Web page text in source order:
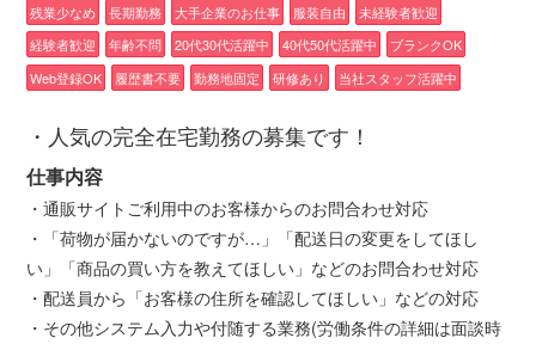
残業少なめ
長期勤務 大手企業のお仕事 服装自由
未経験者歓迎
経験者歓迎
年齢不問 20代30代活躍中 40代50代活躍中
ブランクOK
Web登録OK
履歴書不要 勤務地固定 研修あり 当社スタッフ活躍中
・人気の完全在宅勤務の募集です！
仕事内容
・通販サイトご利用中のお客様からのお問合わせ対応
・「荷物が届かないのですが…」「配送日の変更をしてほし
い」「商品の買い方を教えてほしい」などのお問合わせ対応
・配送員から「お客様の住所を確認してほしい」などの対応
・その他システム入力や付随する業務(労働条件の詳細は面談時